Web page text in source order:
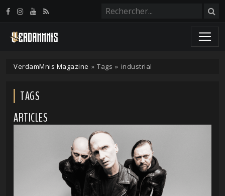
VerdamMnis Magazine » Tags » industrial
TAGS
ARTICLES
Panneau de gestion des cookies